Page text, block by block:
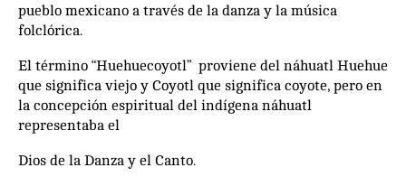
pueblo mexicano a través de la danza y la música
folclórica.
El término “Huehuecoyotl” proviene del náhuatl Huehue
que significa viejo y Coyotl que significa coyote, pero en
la concepción espiritual del indígena náhuatl
representaba el
Dios de la Danza y el Canto.